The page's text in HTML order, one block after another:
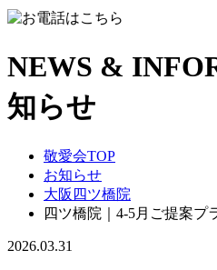
NEWS &
知らせ
敬愛会TOP
お知らせ
大阪四ツ橋院
四ツ橋院｜4-5月ご提案プ
2026.03.31